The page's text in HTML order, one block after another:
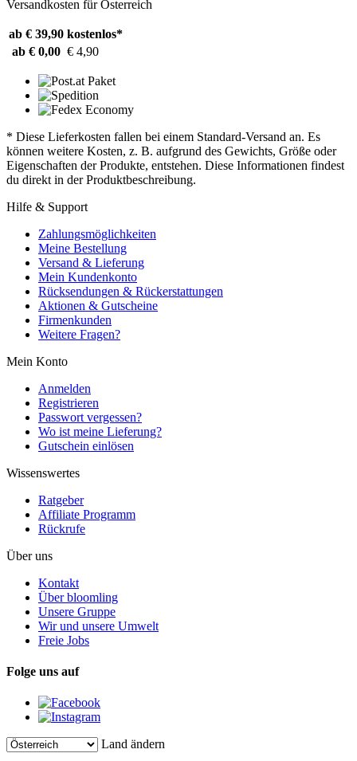
Versandkosten für Österreich
ab € 39,90 kostenlos*
ab € 0,00 € 4,90
* Diese Lieferkosten fallen bei einem Standard-Versand an. Es
können weitere Kosten, z. B. aufgrund des Gewichts, Größe oder
Eigenschaften der Produkte, entstehen. Diese Informationen findest
du direkt in der Produktbeschreibung.
Hilfe & Support
Zahlungsmöglichkeiten
Meine Bestellung
Versand & Lieferung
Mein Kundenkonto
Rücksendungen & Rückerstattungen
Aktionen & Gutscheine
Firmenkunden
Weitere Fragen?
Mein Konto
Anmelden
Registrieren
Passwort vergessen?
Wo ist meine Lieferung?
Gutschein einlösen
Wissenswertes
Ratgeber
Affiliate Programm
Rückrufe
Über uns
Kontakt
Über bloomling
Unsere Gruppe
Wir und unsere Umwelt
Freie Jobs
Folge uns auf
Land ändern